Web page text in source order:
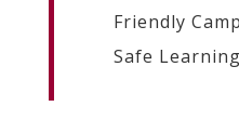
Friendly
Safe